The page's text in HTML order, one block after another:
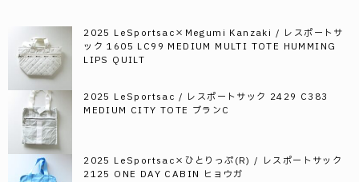
2025 LeSportsac×Megumi Kanzaki / レスポートサ
ック 1605 LC99 MEDIUM MULTI TOTE HUMMING
LIPS QUILT
2025 LeSportsac / レスポートサック 2429 C383
MEDIUM CITY TOTE ブランC
2025 LeSportsac×ひとりっぷ(R) / レスポートサック
2125 ONE DAY CABIN ヒョウガ